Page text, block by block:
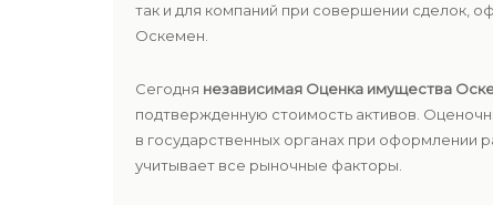
так и для компаний при совершении сделок,
Оскемен.
Сегодня независимая Оценка имущества
подтвержденную стоимость активов.
в государственных органах при
учитывает все рыночные факторы.